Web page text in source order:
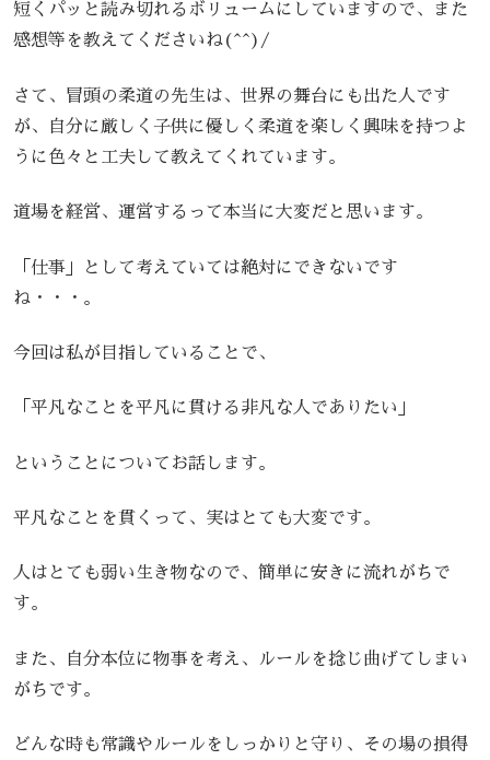
短くパッと読み切れるボリュームにしていますので、また
感想等を教えてくださいね(^^)/
さて、冒頭の柔道の先生は、世界の舞台にも出た人です
が、自分に厳しく子供に優しく柔道を楽しく興味を持つよ
うに色々と工夫して教えてくれています。
道場を経営、運営するって本当に大変だと思います。
「仕事」として考えていては絶対にできないです
ね・・・。
今回は私が目指していることで、
「平凡なことを平凡に貫ける非凡な人でありたい」
ということについてお話します。
平凡なことを貫くって、実はとても大変です。
人はとても弱い生き物なので、簡単に安きに流れがちで
す。
また、自分本位に物事を考え、ルールを捻じ曲げてしまい
がちです。
どんな時も常識やルールをしっかりと守り、その場の損得